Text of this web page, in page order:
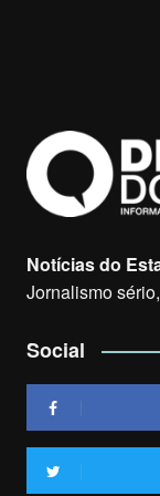
Notícias do
Jornalismo
Social